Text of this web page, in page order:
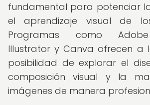
fundamental para potenciar
el aprendizaje visual de
Programas como
Illustrator y Canva ofrecen a
posibilidad de explorar el
composición visual y la
imágenes de manera